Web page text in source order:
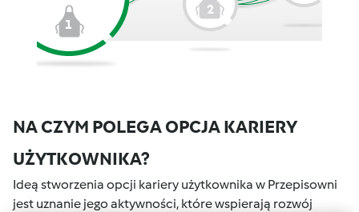
1
2
NA CZYM POLEGA OPCJA KARIERY
UŻYTKOWNIKA?
Ideą stworzenia opcji kariery użytkownika w Przepisowni
jest uznanie jego aktywności, które wspierają rozwój